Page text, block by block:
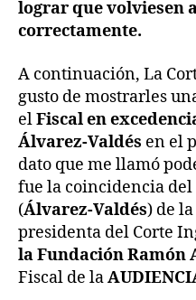
lograr que volviesen
correctamente.
A continuación, La
gusto de mostrarles
elFiscal en
Álvarez-Valdés en el
dato que me llamó
fue la coincidencia
(Álvarez-Valdés) de
presidenta del Corte
la Fundación Ramón
Fiscal de la